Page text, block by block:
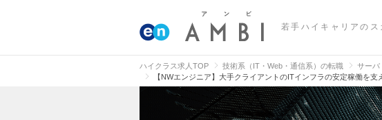
若手ハイキャリアのス
ハイクラス求人TOP 技術系（IT・Web・通信系）の転職
サーバ
【NWエンジニア】大手クライアントのITインフラの安定稼働を